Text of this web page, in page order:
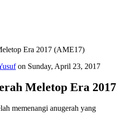
Era 2017 (AME17)
on Sunday, April 23, 2017
Meletop Era 2017
memenangi anugerah yang